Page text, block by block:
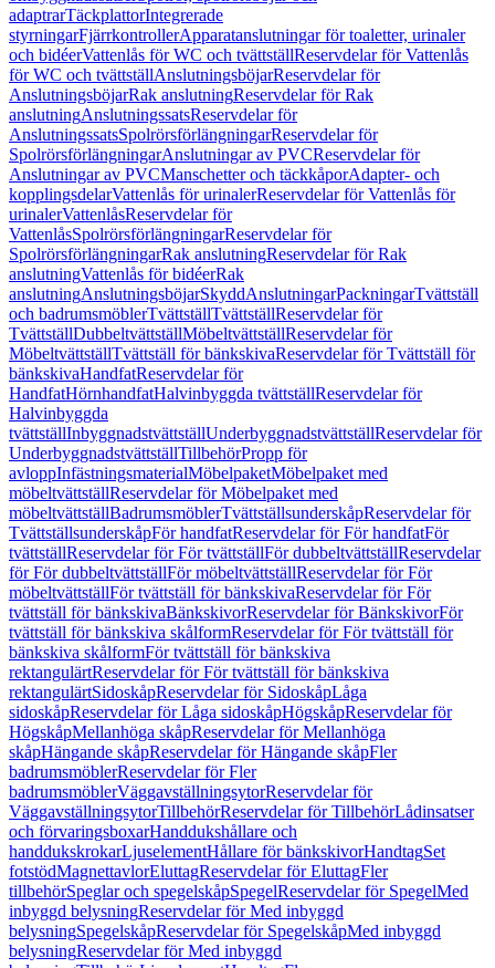
adaptrarTäckplattorIntegrerade
styrningarFjärrkontrollerApparatanslutningar för toaletter, urinaler
och bidéerVattenlås för WC och tvättställReservdelar för Vattenlås
för WC och tvättställAnslutningsböjarReservdelar för
AnslutningsböjarRak anslutningReservdelar för Rak
anslutningAnslutningssatsReservdelar för
AnslutningssatsSpolrörsförlängningarReservdelar för
SpolrörsförlängningarAnslutningar av PVCReservdelar för
Anslutningar av PVCManschetter och täckkåporAdapter- och
kopplingsdelarVattenlås för urinalerReservdelar för Vattenlås för
urinalerVattenlåsReservdelar för
VattenlåsSpolrörsförlängningarReservdelar för
SpolrörsförlängningarRak anslutningReservdelar för Rak
anslutningVattenlås för bidéerRak
anslutningAnslutningsböjarSkyddAnslutningarPackningarTvättställ
och badrumsmöblerTvättställTvättställReservdelar för
TvättställDubbeltvättställMöbeltvättställReservdelar för
MöbeltvättställTvättställ för bänkskivaReservdelar för Tvättställ för
bänkskivaHandfatReservdelar för
HandfatHörnhandfatHalvinbyggda tvättställReservdelar för
Halvinbyggda
tvättställInbyggnadstvättställUnderbyggnadstvättställReservdelar för
UnderbyggnadstvättställTillbehörPropp för
avloppInfästningsmaterialMöbelpaketMöbelpaket med
möbeltvättställReservdelar för Möbelpaket med
möbeltvättställBadrumsmöblerTvättställsunderskåpReservdelar för
TvättställsunderskåpFör handfatReservdelar för För handfatFör
tvättställReservdelar för För tvättställFör dubbeltvättställReservdelar
för För dubbeltvättställFör möbeltvättställReservdelar för För
möbeltvättställFör tvättställ för bänkskivaReservdelar för För
tvättställ för bänkskivaBänkskivorReservdelar för BänkskivorFör
tvättställ för bänkskiva skålformReservdelar för För tvättställ för
bänkskiva skålformFör tvättställ för bänkskiva
rektangulärtReservdelar för För tvättställ för bänkskiva
rektangulärtSidoskåpReservdelar för SidoskåpLåga
sidoskåpReservdelar för Låga sidoskåpHögskåpReservdelar för
HögskåpMellanhöga skåpReservdelar för Mellanhöga
skåpHängande skåpReservdelar för Hängande skåpFler
badrumsmöblerReservdelar för Fler
badrumsmöblerVäggavställningsytorReservdelar för
VäggavställningsytorTillbehörReservdelar för TillbehörLådinsatser
och förvaringsboxarHanddukshållare och
handdukskrokarLjuselementHållare för bänkskivorHandtagSet
fotstödMagnettavlorEluttagReservdelar för EluttagFler
tillbehörSpeglar och spegelskåpSpegelReservdelar för SpegelMed
inbyggd belysningReservdelar för Med inbyggd
belysningSpegelskåpReservdelar för SpegelskåpMed inbyggd
belysningReservdelar för Med inbyggd